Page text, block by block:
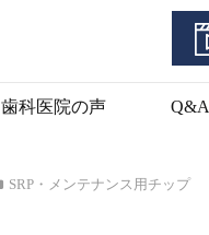
歯科医院の声 Q&A
SRP・メンテナンス用チップ